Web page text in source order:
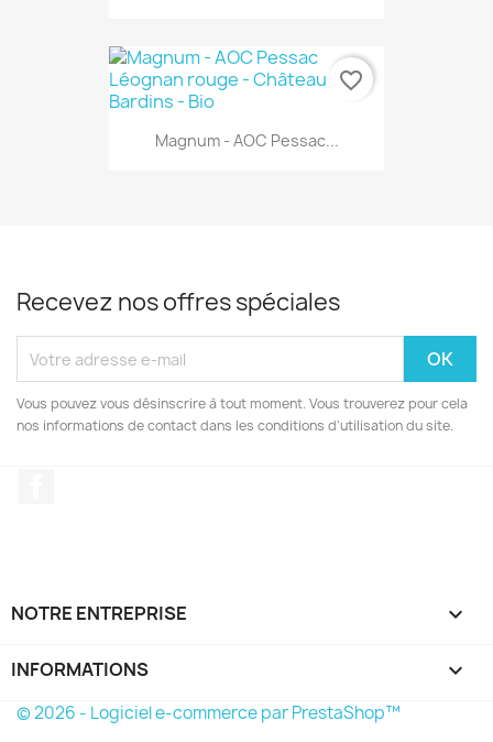
Magnum - AOC Pessac...
favorite_border
Recevez nos offres spéciales
Vous pouvez vous désinscrire à tout moment. Vous trouverez pour cela
nos informations de contact dans les conditions d'utilisation du site.
NOTRE ENTREPRISE 
INFORMATIONS keyboard_arrow_down
© 2026 - Logiciel e-commerce par PrestaShop™